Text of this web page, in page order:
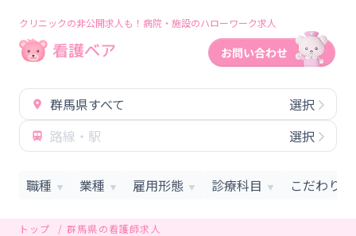
クリニックの非公開求人も！病院・施設のハローワーク求人
群馬県すべて
選択
路線・駅
選択
職種 ▼ 業種 ▼ 雇用形態 ▼ 診療科目 ▼ こだわり
トップ 群馬県の看護師求人